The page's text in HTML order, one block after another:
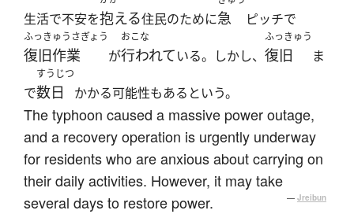
生活で不安を抱える住民のために急 ピッチで
ふっきゅうさぎょう
復旧作業 が
おこな
行われている。しかし、
ふっきゅう
復旧 ま
で
すうじつ
数日 かかる可能性もあるという。
The typhoon caused a massive power outage,
and a recovery operation is urgently underway
for residents who are anxious about carrying on
their daily activities. However, it may take
several days to restore power.
— Jreibun